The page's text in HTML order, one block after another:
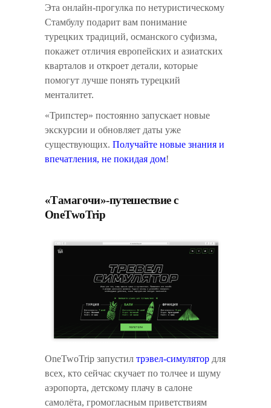
Эта онлайн-прогулка по нетуристическому
Стамбулу подарит вам понимание
турецких традиций, османского суфизма,
покажет отличия европейских и азиатских
кварталов и откроет детали, которые
помогут лучше понять турецкий
менталитет.
«Трипстер» постоянно запускает новые
экскурсии и обновляет даты уже
существующих. Получайте новые знания и
впечатления, не покидая дом!
«Тамагочи»-путешествие с
OneTwoTrip
OneTwoTrip запустил трэвел-симулятор для
всех, кто сейчас скучает по толчее и шуму
аэропорта, детскому плачу в салоне
самолёта, громогласным приветствиям